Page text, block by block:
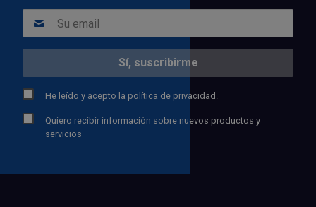
He leído y acepto la política de privacidad.
Quiero recibir información sobre nuevos productos y
servicios